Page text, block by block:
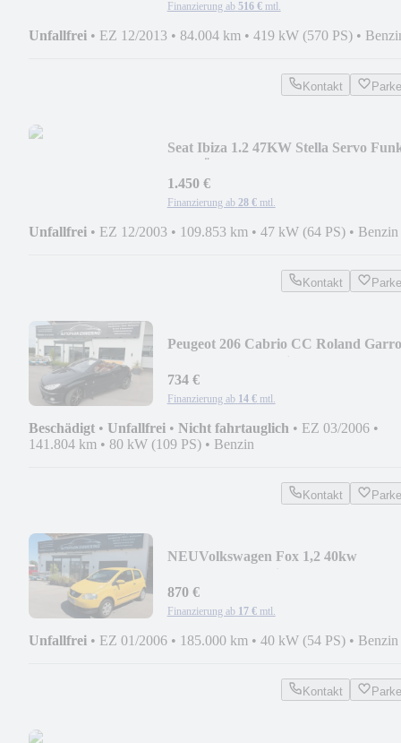
Finanzierung ab 516 € mtl.
Unfallfrei • EZ 12/2013 • 84.004 km • 419 kW (570 PS) •
Kontakt
Seat Ibiza 1.2 47KW Stella Servo
1.450 €
Finanzierung ab 28 € mtl.
Unfallfrei • EZ 12/2003 • 109.853 km • 47 kW (64 PS) • Benzin
Kontakt
Peugeot 206 Cabrio CC Roland
734 €
Finanzierung ab 14 € mtl.
Beschädigt • Unfallfrei • Nicht fahrtauglich • EZ 03/2006 •
141.804 km • 80 kW (109 PS) • Benzin
Kontakt
NEUVolkswagen Fox 1,2 40kw
870 €
Finanzierung ab 17 € mtl.
Unfallfrei • EZ 01/2006 • 185.000 km • 40 kW (54 PS) • Benzin
Kontakt